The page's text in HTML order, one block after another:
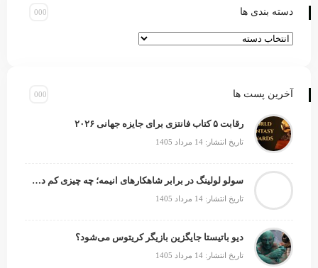
دسته بندی ها
آخرین پست ها
رقابت ۵ کتاب فانتزی برای جایزه جهانی ۲۰۲۶
تاریخ انتشار: 14 مرداد 1405
سولو لولینگ در برابر شاهکارهای انیمه؛ چه چیزی کم دارد؟
تاریخ انتشار: 14 مرداد 1405
دیو باتیستا جایگزین بازیگر کریتوس می‌شود؟
تاریخ انتشار: 14 مرداد 1405